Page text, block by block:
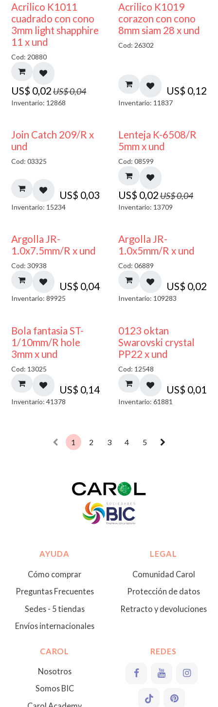
50% DESCUENTO
Acrilico K1011
cuadrado con cono
3mm light shapphire
11 x und
Cod: 20880
US$ 0,02US$0,04
Inventario: 12868
Acrilico K1019
corazon con cono
8mm siam 28 x und
Cod: 26302
US$ 0,12
Inventario: 11837
Join Catch 209/R x
und
Cod: 03325
US$ 0,03
Inventario: 15234
50% DESCUENTO
Lenteja K-6508/R
5mm x und
Cod: 08599
US$ 0,02US$0,04
Inventario: 13709
Argolla JR-
1.0x7.5mm/R x und
Cod: 30938
US$ 0,04
Inventario: 89925
Argolla JR-
1.0x5mm/R x und
Cod: 06889
US$ 0,02
Inventario: 109283
Bola fantasia ST-
1/10mm/R hole
3mm x und
Cod: 13025
US$ 0,14
Inventario: 41378
0123 oktan
Swarovski crystal
PP22 x und
Cod: 12548
US$ 0,01
Inventario: 61881
1 2 3 4 5
AYUDA
Cómo comprar
Preguntas Frecuentes
Sedes - 5 tiendas
Envíos internacionales
LEGAL
Comunidad Carol
Protección de datos
Retracto y devoluciones
CAROL
Nosotros
Somos BIC
REDES